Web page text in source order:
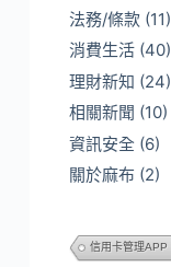
法務/條款(11)
消費生活(40)
理財新知 (24)
相關新聞 (10)
資訊安全(6)
關於麻布 (2)
信用卡管理APP